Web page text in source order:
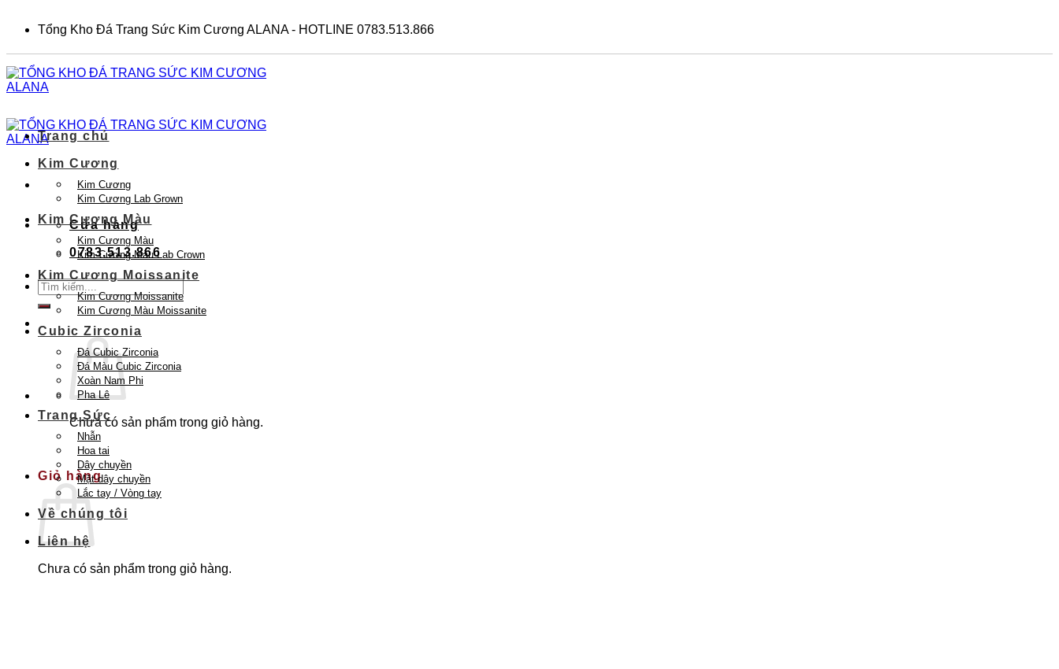
Tổng Kho Đá Trang Sức Kim Cương ALANA - HOTLINE 0783.513.866
Cửa hàng
0783.513.866
Tìm
kiếm:
Chưa có sản phẩm trong giỏ hàng.
Quay trở lại cửa hàng
Giỏ hàng
Chưa có sản phẩm trong giỏ hàng.
Trang chủ
Kim Cương
Kim Cương
Kim Cương Lab Grown
Kim Cương Màu
Kim Cương Màu
Kim Cương Màu Lab Crown
Kim Cương Moissanite
Kim Cương Moissanite
Kim Cương Màu Moissanite
Cubic Zirconia
Đá Cubic Zirconia
Đá Màu Cubic Zirconia
Xoàn Nam Phi
Pha Lê
Trang Sức
Nhẫn
Hoa tai
Dây chuyền
Mặt dây chuyền
Lắc tay / Vòng tay
Về chúng tôi
Liên hệ